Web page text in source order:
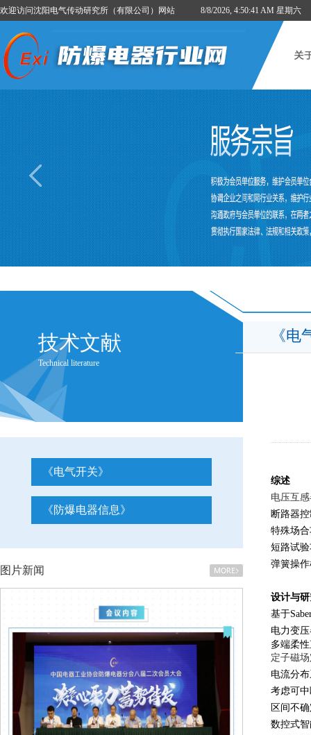
欢迎访问沈阳电气传动研究所（有限公司）网站 8/8/2026, 4:50:42 AM 星期六
技术文献
Technical literature
《电气开关》
《防爆电器信息》
图片新闻
《电
综述
电压互
断路器
特殊场
短路试
弹簧操
设计与
基于
电力变
多端柔
定子磁
电流分
考虑可
区间不
数控式